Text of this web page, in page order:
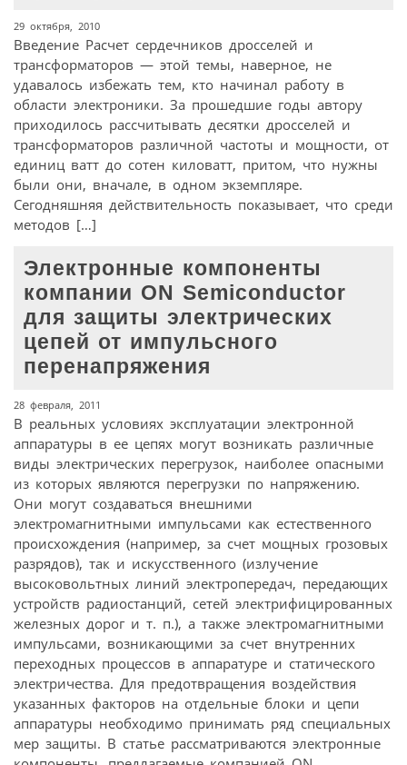
29 октября, 2010
Введение Расчет сердечников дросселей и
трансформаторов — этой темы, наверное, не
удавалось избежать тем, кто начинал работу в
области электроники. За прошедшие годы автору
приходилось рассчитывать десятки дросселей и
трансформаторов различной частоты и мощности, от
единиц ватт до сотен киловатт, притом, что нужны
были они, вначале, в одном экземпляре.
Сегодняшняя действительность показывает, что среди
методов […]
Электронные компоненты
компании ON Semiconductor
для защиты электрических
цепей от импульсного
перенапряжения
28 февраля, 2011
В реальных условиях эксплуатации электронной
аппаратуры в ее цепях могут возникать различные
виды электрических перегрузок, наиболее опасными
из которых являются перегрузки по напряжению.
Они могут создаваться внешними
электромагнитными импульсами как естественного
происхождения (например, за счет мощных грозовых
разрядов), так и искусственного (излучение
высоковольтных линий электропередач, передающих
устройств радиостанций, сетей электрифицированных
железных дорог и т. п.), а также электромагнитными
импульсами, возникающими за счет внутренних
переходных процессов в аппаратуре и статического
электричества. Для предотвращения воздействия
указанных факторов на отдельные блоки и цепи
аппаратуры необходимо принимать ряд специальных
мер защиты. В статье рассматриваются электронные